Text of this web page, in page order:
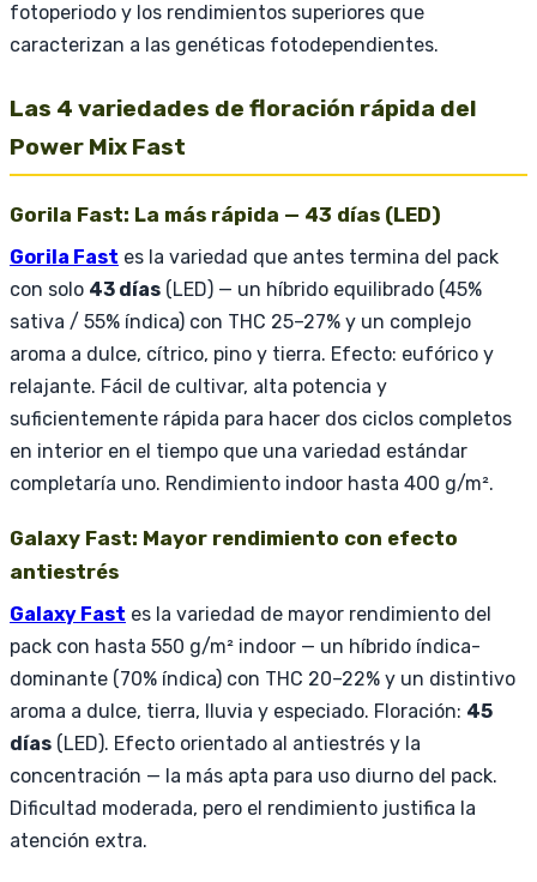
fotoperiodo y los rendimientos superiores que
caracterizan a las genéticas fotodependientes.
Las 4 variedades de floración rápida del
Power Mix Fast
Gorila Fast: La más rápida — 43 días (LED)
Gorila Fast es la variedad que antes termina del pack
con solo 43 días (LED) — un híbrido equilibrado (45%
sativa / 55% índica) con THC 25–27% y un complejo
aroma a dulce, cítrico, pino y tierra. Efecto: eufórico y
relajante. Fácil de cultivar, alta potencia y
suficientemente rápida para hacer dos ciclos completos
en interior en el tiempo que una variedad estándar
completaría uno. Rendimiento indoor hasta 400 g/m².
Galaxy Fast: Mayor rendimiento con efecto
antiestrés
Galaxy Fast es la variedad de mayor rendimiento del
pack con hasta 550 g/m² indoor — un híbrido índica-
dominante (70% índica) con THC 20–22% y un distintivo
aroma a dulce, tierra, lluvia y especiado. Floración: 45
días (LED). Efecto orientado al antiestrés y la
concentración — la más apta para uso diurno del pack.
Dificultad moderada, pero el rendimiento justifica la
atención extra.